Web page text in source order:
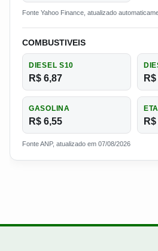
Fonte Yahoo Finance, atualizado
COMBUSTIVEIS
DIESEL S10
R$ 6,87
GASOLINA
R$ 6,55
Fonte ANP, atualizado em 07/08/2026